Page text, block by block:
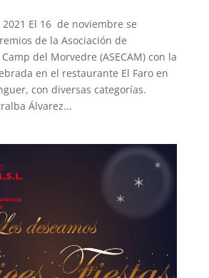
2021 El 16 de noviembre se
de la Asociación de
del Morvedre (ASECAM) con la
en el restaurante El Faro en
con diversas categorías.
Álvarez...